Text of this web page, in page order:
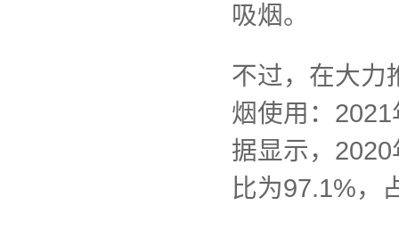
吸烟。
不过，在大力
烟使用：
据显示，
比为97.1%，